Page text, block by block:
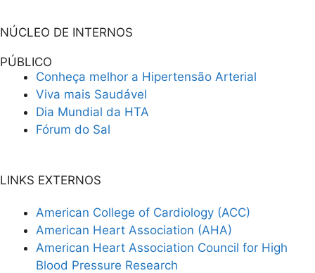
NÚCLEO DE INTERNOS
PÚBLICO
Conheça melhor a Hipertensão Arterial
Viva mais Saudável
Dia Mundial da HTA
Fórum do Sal
LINKS EXTERNOS
American College of Cardiology (ACC)
American Heart Association (AHA)
American Heart Association Council for High
Blood Pressure Research